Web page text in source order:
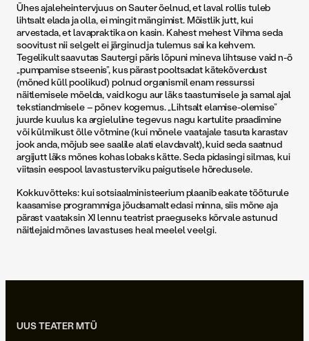
Ühes ajaleheintervjuus on Sauter öelnud, et laval rollis tuleb
lihtsalt elada ja olla, ei mingit mängimist. Mõistlik jutt, kui
arvestada, et lavapraktika on kasin. Kahest mehest Vihma seda
soovitust nii selgelt ei järginud ja tulemus sai ka kehvem.
Tegelikult saavutas Sautergi päris lõpuni mineva lihtsuse vaid n-ö
„pumpamise stseenis”, kus pärast pooltsadat kätekõverdust
(mõned küll poolikud) polnud organismil enam ressurssi
näitlemisele mõelda, vaid kogu aur läks taastumisele ja samal ajal
tekstiandmisele – põnev kogemus. „Lihtsalt elamise-olemise”
juurde kuulus ka argieluline tegevus nagu kartulite praadimine
või külmikust õlle võtmine (kui mõnele vaatajale tasuta karastav
jook anda, mõjub see saalile alati elavdavalt), kuid seda saatnud
argijutt läks mõnes kohas lobaks kätte. Seda pidasingi silmas, kui
viitasin eespool lavastusterviku paigutisele hõredusele.
Kokkuvõtteks: kui sotsiaalministeerium plaanib eakate tööturule
kaasamise programmiga jõudsamalt edasi minna, siis mõne aja
pärast vaataksin XI lennu teatrist praeguseks kõrvale astunud
näitlejaid mõnes lavastuses heal meelel veelgi.
UUS TEATER MTÜ